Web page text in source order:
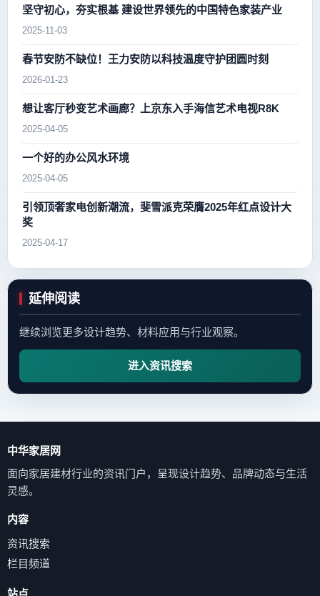
坚守初心，夯实根基 建设世界领先的中国特色家装产业
2025-11-03
春节安防不缺位！王力安防以科技温度守护团圆时刻
2026-01-23
想让客厅秒变艺术画廊？上京东入手海信艺术电视R8K
2025-04-05
一个好的办公风水环境
2025-04-05
引领顶奢家电创新潮流，斐雪派克荣膺2025年红点设计大
奖
2025-04-17
延伸阅读
继续浏览更多设计趋势、材料应用与行业观察。
进入资讯搜索
中华家居网
面向家居建材行业的资讯门户，呈现设计趋势、品牌动态与生活
灵感。
内容
资讯搜索
栏目频道